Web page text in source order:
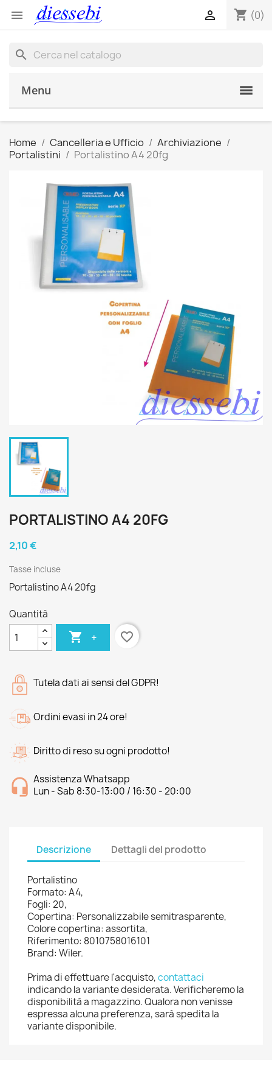
 shopping_cart (0)

search
Menu
Home Cancelleria e Ufficio
Archiviazione
Portalistini
Portalistino A4 20fg
PORTALISTINO A4 20FG
2,10 €
Tasse incluse
Portalistino A4 20fg
Quantità
 + favorite_border
Tutela dati ai sensi del GDPR!
Ordini evasi in 24 ore!
Diritto di reso su ogni prodotto!
Assistenza Whatsapp
Lun - Sab 8:30-13:00 / 16:30 - 20:00
Descrizione Dettagli del prodotto
Portalistino
Formato: A4,
Fogli: 20,
Copertina: Personalizzabile semitrasparente,
Colore copertina: assortita,
Riferimento: 8010758016101
Brand: Wiler.
Prima di effettuare l'acquisto,contattaci
indicando la variante desiderata. Verificheremo la
disponibilità a magazzino. Qualora non venisse
espressa alcuna preferenza, sarà spedita la
variante disponibile.